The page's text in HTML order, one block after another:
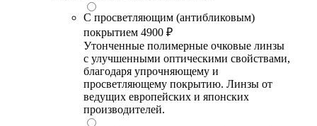
С просветляющим (антибликовым)
покрытием 4900 ₽
Утонченные полимерные очковые линзы
с улучшенными оптическими свойствами,
благодаря упрочняющему и
просветляющему покрытию. Линзы от
ведущих европейских и японских
производителей.